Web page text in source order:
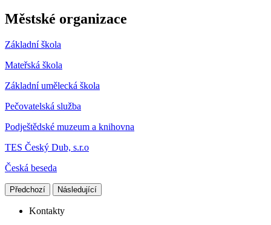
Městské organizace
Základní škola
Mateřská škola
Základní umělecká škola
Pečovatelská služba
Podještědské muzeum a knihovna
TES Český Dub, s.r.o
Česká beseda
Předchozí Následující
Kontakty